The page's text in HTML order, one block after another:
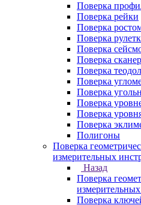
Поверка
Поверка рейки
Поверка
Поверка
Поверка
Поверка
Поверка
Поверка
Поверка
Поверка
Поверка
Поверка
Полигоны
Поверка
измерительных
Назад
Поверка
Поверка